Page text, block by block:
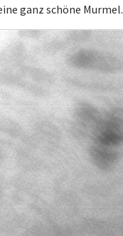
ganz schöne Murmel.